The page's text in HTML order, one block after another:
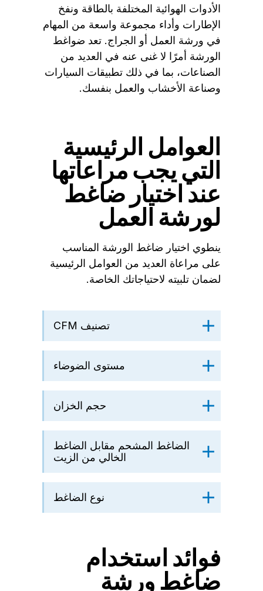
الأدوات الهوائية المختلفة بالطاقة ونفخ
الإطارات وأداء مجموعة واسعة من المهام
في ورشة العمل أو الجراج. تعد ضواغط
الورشة أمرًا لا غنى عنه في العديد من
الصناعات، بما في ذلك تطبيقات السيارات
وصناعة الأخشاب والعمل بنفسك.
العوامل الرئيسية
التي يجب مراعاتها
عند اختيار ضاغط
لورشة العمل
ينطوي اختيار ضاغط الورشة المناسب
على مراعاة العديد من العوامل الرئيسية
لضمان تلبيته لاحتياجاتك الخاصة.
تصنيف CFM
مستوى الضوضاء
حجم الخزان
الضاغط المشحم مقابل الضاغط
الخالي من الزيت
نوع الضاغط
فوائد استخدام